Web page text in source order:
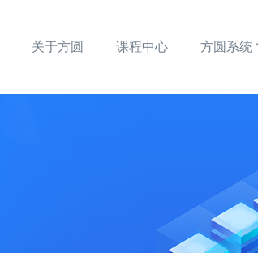
关于方圆 课程中心 方圆系统